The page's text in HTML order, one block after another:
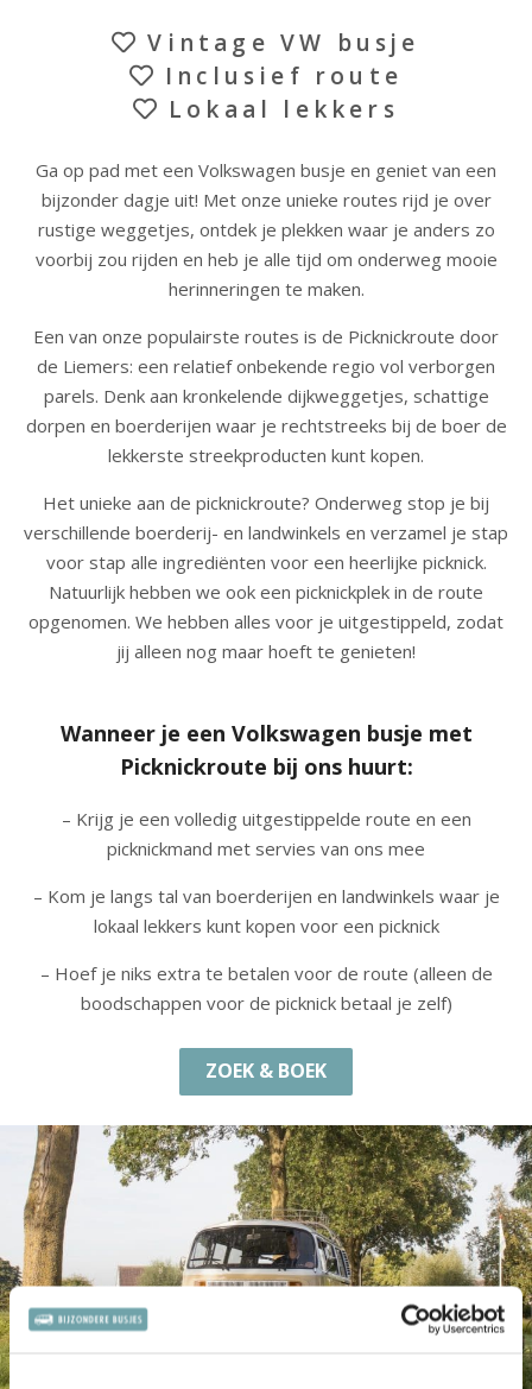
Vintage VW busje
Inclusief route
Lokaal lekkers
Ga op pad met een Volkswagen busje en geniet van een
bijzonder dagje uit! Met onze unieke routes rijd je over
rustige weggetjes, ontdek je plekken waar je anders zo
voorbij zou rijden en heb je alle tijd om onderweg mooie
herinneringen te maken.
Een van onze populairste routes is de Picknickroute door
de Liemers: een relatief onbekende regio vol verborgen
parels. Denk aan kronkelende dijkweggetjes, schattige
dorpen en boerderijen waar je rechtstreeks bij de boer de
lekkerste streekproducten kunt kopen.
Het unieke aan de picknickroute? Onderweg stop je bij
verschillende boerderij- en landwinkels en verzamel je stap
voor stap alle ingrediënten voor een heerlijke picknick.
Natuurlijk hebben we ook een picknickplek in de route
opgenomen. We hebben alles voor je uitgestippeld, zodat
jij alleen nog maar hoeft te genieten!
Wanneer je een Volkswagen busje met
Picknickroute bij ons huurt:
– Krijg je een volledig uitgestippelde route en een
picknickmand met servies van ons mee
– Kom je langs tal van boerderijen en landwinkels waar je
lokaal lekkers kunt kopen voor een picknick
– Hoef je niks extra te betalen voor de route (alleen de
boodschappen voor de picknick betaal je zelf)
ZOEK & BOEK